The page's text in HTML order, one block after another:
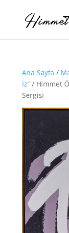
Ana Sayfa /
İz”/ Himmet
Sergisi